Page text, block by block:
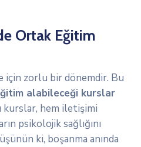
Ortak Eğitim
için zorlu bir dönemdir. Bu
alabileceği kurslar
kurslar, hem iletişimi
psikolojik sağlığını
ki, boşanma anında